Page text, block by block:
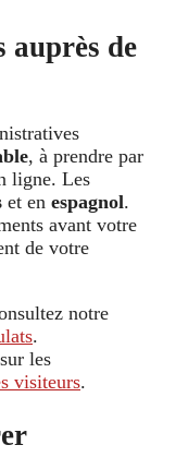
auprès de
, à prendre par
ligne. Les
et en espagnol.
avant votre
de votre
notre
.
les
visiteurs.